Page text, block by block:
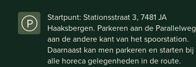
Startpunt: Stationsstraat 3, 7481 JA
Haaksbergen. Parkeren aan de Parallelweg
aan de andere kant van het spoorstation.
Daarnaast kan men parkeren en starten bij
alle horeca gelegenheden in de route.